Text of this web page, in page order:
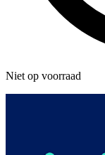
Niet op voorraad